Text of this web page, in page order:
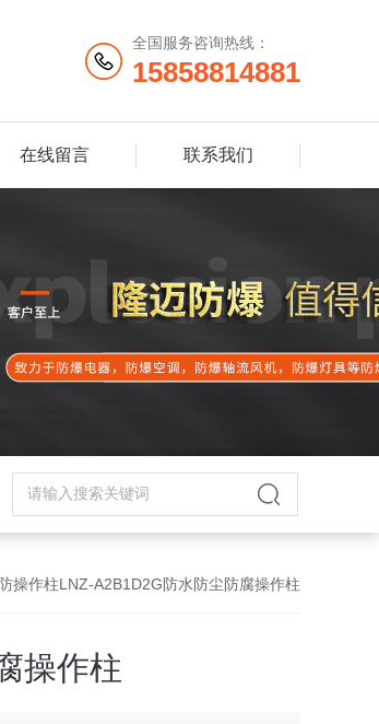
全国服务咨询热线：
15858814881
在线留言 联系我们
操作柱LNZ-A2B1D2G防水防尘防腐操作柱
操作柱